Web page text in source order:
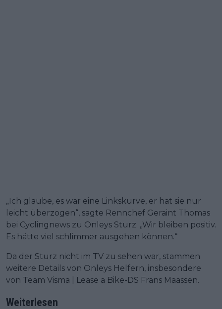
„Ich glaube, es war eine Linkskurve, er hat sie nur
leicht überzogen“, sagte Rennchef Geraint Thomas
bei Cyclingnews zu Onleys Sturz. „Wir bleiben positiv.
Es hätte viel schlimmer ausgehen können.“
Da der Sturz nicht im TV zu sehen war, stammen
weitere Details von Onleys Helfern, insbesondere
von Team Visma | Lease a Bike-DS Frans Maassen.
Weiterlesen